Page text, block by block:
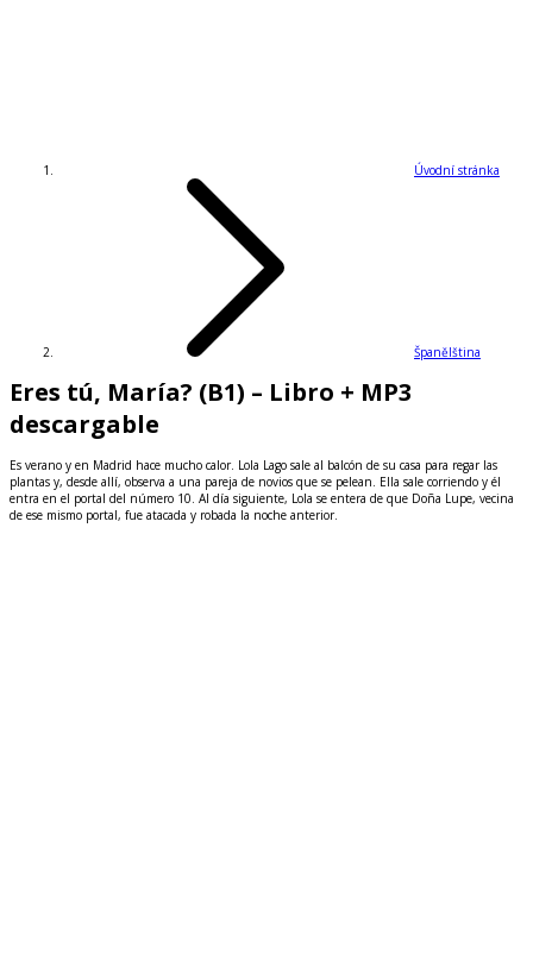
Úvodní stránka
Španělština
Eres tú, María? (B1) – Libro + MP3
descargable
Es verano y en Madrid hace mucho calor. Lola Lago sale al balcón de su casa para regar las
plantas y, desde allí, observa a una pareja de novios que se pelean. Ella sale corriendo y él
entra en el portal del número 10. Al día siguiente, Lola se entera de que Doña Lupe, vecina
de ese mismo portal, fue atacada y robada la noche anterior.